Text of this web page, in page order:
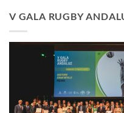
V GALA RUGBY